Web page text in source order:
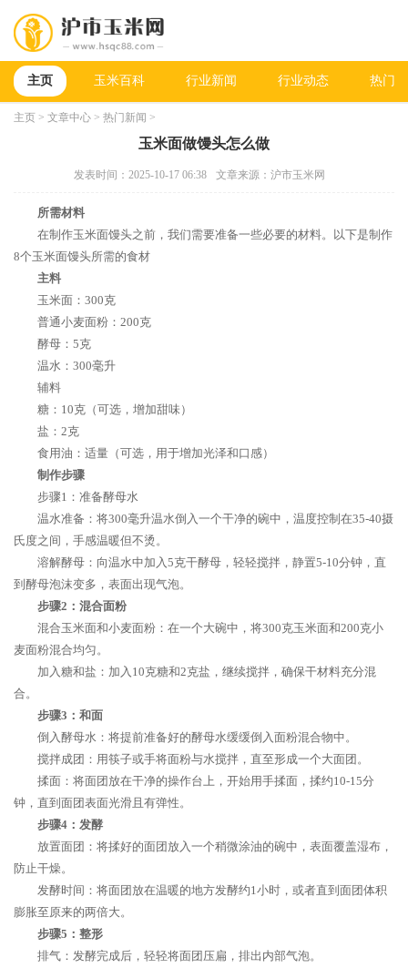
主页 玉米百科 行业新闻 行业动态 热门
主页 > 文章中心 > 热门新闻 >
玉米面做馒头怎么做
发表时间：2025-10-17 06:38 文章来源：沪市玉米网
所需材料
在制作玉米面馒头之前，我们需要准备一些必要的材料。以下是制作
8个玉米面馒头所需的食材
主料
玉米面：300克
普通小麦面粉：200克
酵母：5克
温水：300毫升
辅料
糖：10克（可选，增加甜味）
盐：2克
食用油：适量（可选，用于增加光泽和口感）
制作步骤
步骤1：准备酵母水
温水准备：将300毫升温水倒入一个干净的碗中，温度控制在35-40摄
氏度之间，手感温暖但不烫。
溶解酵母：向温水中加入5克干酵母，轻轻搅拌，静置5-10分钟，直
到酵母泡沫变多，表面出现气泡。
步骤2：混合面粉
混合玉米面和小麦面粉：在一个大碗中，将300克玉米面和200克小
麦面粉混合均匀。
加入糖和盐：加入10克糖和2克盐，继续搅拌，确保干材料充分混
合。
步骤3：和面
倒入酵母水：将提前准备好的酵母水缓缓倒入面粉混合物中。
搅拌成团：用筷子或手将面粉与水搅拌，直至形成一个大面团。
揉面：将面团放在干净的操作台上，开始用手揉面，揉约10-15分
钟，直到面团表面光滑且有弹性。
步骤4：发酵
放置面团：将揉好的面团放入一个稍微涂油的碗中，表面覆盖湿布，
防止干燥。
发酵时间：将面团放在温暖的地方发酵约1小时，或者直到面团体积
膨胀至原来的两倍大。
步骤5：整形
排气：发酵完成后，轻轻将面团压扁，排出内部气泡。